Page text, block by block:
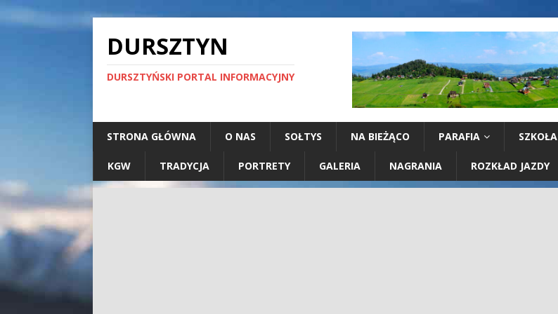
DURSZTYN
DURSZTYŃSKI PORTAL INFORMACYJNY
STRONA GŁÓWNA O NAS SOŁTYS NA BIEŻĄCO PARAFIA SZKOŁA
KGW TRADYCJA PORTRETY GALERIA NAGRANIA ROZKŁAD JAZDY